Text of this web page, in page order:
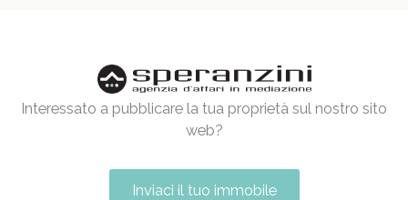
Interessato a pubblicare la tua proprietà sul nostro sito
web?
Inviaci il tuo immobile